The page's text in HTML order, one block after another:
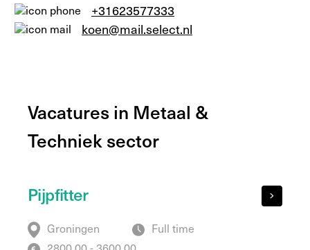
+31623577333
koen@mail.select.nl
Vacatures in Metaal &
Techniek sector
Pijpfitter
Groningen
Full time